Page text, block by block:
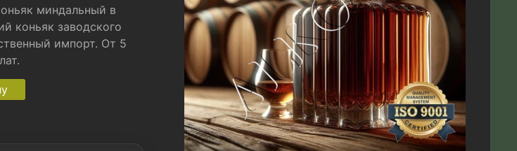
миндальный в
коньяк заводского
импорт. От 5